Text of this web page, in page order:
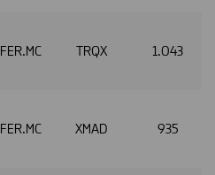
FER.MC TRQX 1.043
FER.MC XMAD 935